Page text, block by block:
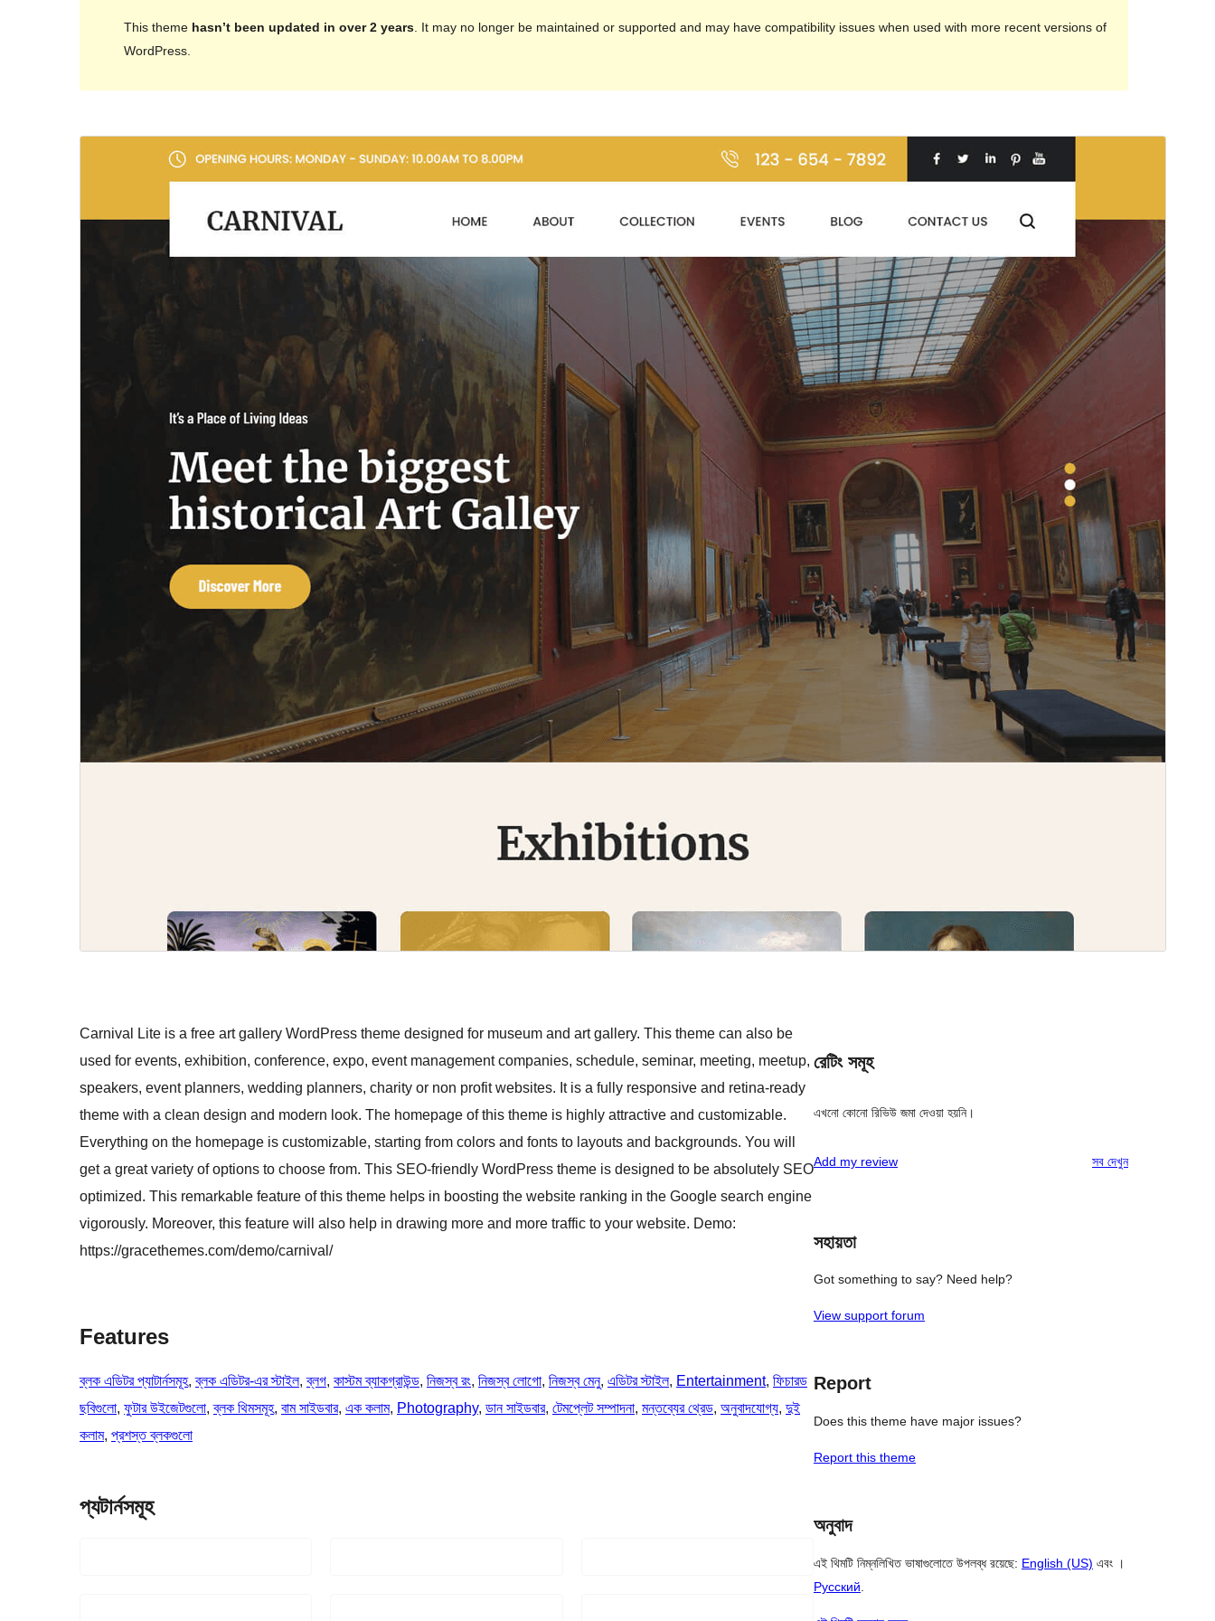
This theme hasn’t been updated in over 2 years. It may no longer be maintained or supported and may have compatibility issues when used with more recent versions of
WordPress.
Preview Download
Version
সক্রিয় ইনস্টলেশনসমূহ
থিম হোমপেজ
Carnival Lite is a free art gallery WordPress theme designed for museum and art gallery. This theme can also be
used for events, exhibition, conference, expo, event management companies, schedule, seminar, meeting, meetup,
speakers, event planners, wedding planners, charity or non profit websites. It is a fully responsive and retina-ready
theme with a clean design and modern look. The homepage of this theme is highly attractive and customizable.
Everything on the homepage is customizable, starting from colors and fonts to layouts and backgrounds. You will
get a great variety of options to choose from. This SEO-friendly WordPress theme is designed to be absolutely SEO
optimized. This remarkable feature of this theme helps in boosting the website ranking in the Google search engine
vigorously. Moreover, this feature will also help in drawing more and more traffic to your website. Demo:
https://gracethemes.com/demo/carnival/
Features
ব্লক এডিটর প্যাটার্নসমূহ, ব্লক এডিটর-এর স্টাইল, ব্লগ, কাস্টম ব্যাকগ্রাউন্ড, নিজস্ব রং, নিজস্ব লোগো, নিজস্ব মেনু, এডিটর স্টাইল, Entertainment, ফিচারড
ছবিগুলো, ফুটার উইজেটগুলো, ব্লক থিমসমূহ, বাম সাইডবার, এক কলাম, Photography, ডান সাইডবার, টেমপ্লেট সম্পাদনা, মন্তব্যের থ্রেড, অনুবাদযোগ্য, দুই
কলাম, প্রশস্ত ব্লকগুলো
প্যটার্নসমূহ
রেটিং সমূহ
এখনো কোনো রিভিউ জমা দেওয়া হয়নি।
Add my review সবরিভিউ
দেখুন
সহায়তা
Got something to say? Need help?
View support forum
Report
Does this theme have major issues?
Report this theme
অনুবাদ
এই থিমটি নিম্নলিখিত ভাষাগুলোতে উপলব্ধ রয়েছে: English (US) এবং ।
Русский